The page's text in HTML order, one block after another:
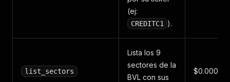
(ej:
CREDITC1 ).
list_sectors
Lista los 9
sectores de la
BVL con sus
$0.0001